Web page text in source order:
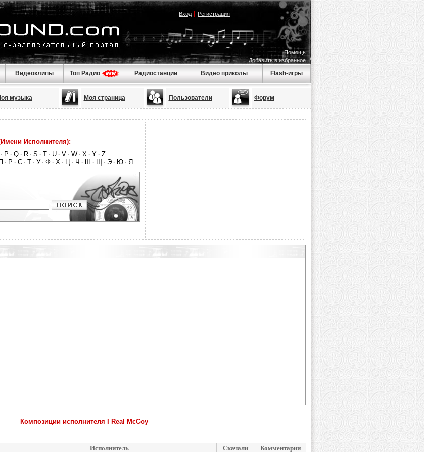
Вход| Регистрация
Помощь
Добавить в избранное
Видеоклипы Топ Радио Радиостанции Видео приколы Flash-игры
музыка Моя страница Пользователи Форум
Исполнителя):
· P · Q · R · S · T · U · V · W · X · Y · Z
П · Р · С · Т · У · Ф · Х · Ц · Ч · Ш · Щ · Э · Ю · Я
Композиции исполнителя I Real McCoy
Исполнитель Скачали Комментарии